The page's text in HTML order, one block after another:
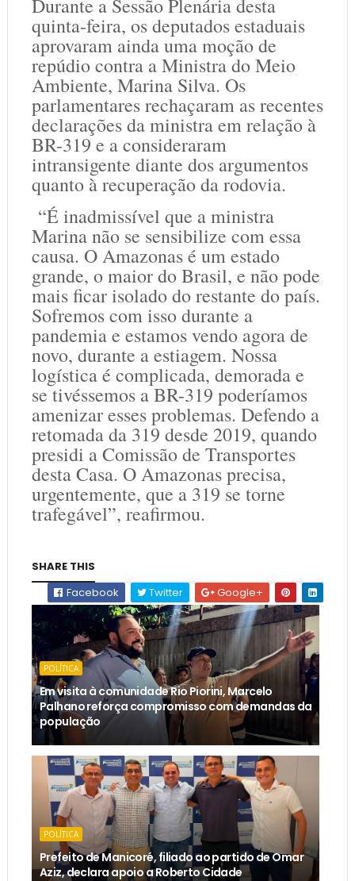
Durante a Sessão Plenária desta
quinta-feira, os deputados estaduais
aprovaram ainda uma moção de
repúdio contra a Ministra do Meio
Ambiente, Marina Silva. Os
parlamentares rechaçaram as recentes
declarações da ministra em relação à
BR-319 e a consideraram
intransigente diante dos argumentos
quanto à recuperação da rodovia.
“É inadmissível que a ministra
Marina não se sensibilize com essa
causa. O Amazonas é um estado
grande, o maior do Brasil, e não pode
mais ficar isolado do restante do país.
Sofremos com isso durante a
pandemia e estamos vendo agora de
novo, durante a estiagem. Nossa
logística é complicada, demorada e
se tivéssemos a BR-319 poderíamos
amenizar esses problemas. Defendo a
retomada da 319 desde 2019, quando
presidi a Comissão de Transportes
desta Casa. O Amazonas precisa,
urgentemente, que a 319 se torne
trafegável”, reafirmou.
SHARE THIS
Facebook
Twitter Google+
POLÍTICA
Em visita à comunidade Rio Piorini, Marcelo
Palhano reforça compromisso com demandas da
população
POLÍTICA
Prefeito de Manicoré, filiado ao partido de Omar
Aziz, declara apoio a Roberto Cidade